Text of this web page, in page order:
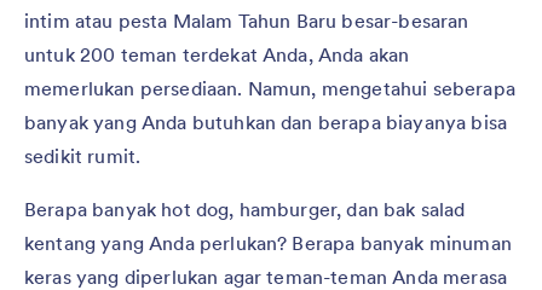
intim atau pesta Malam Tahun Baru besar-besaran
untuk 200 teman terdekat Anda, Anda akan
memerlukan persediaan. Namun, mengetahui seberapa
banyak yang Anda butuhkan dan berapa biayanya bisa
sedikit rumit.
Berapa banyak hot dog, hamburger, dan bak salad
kentang yang Anda perlukan? Berapa banyak minuman
keras yang diperlukan agar teman-teman Anda merasa